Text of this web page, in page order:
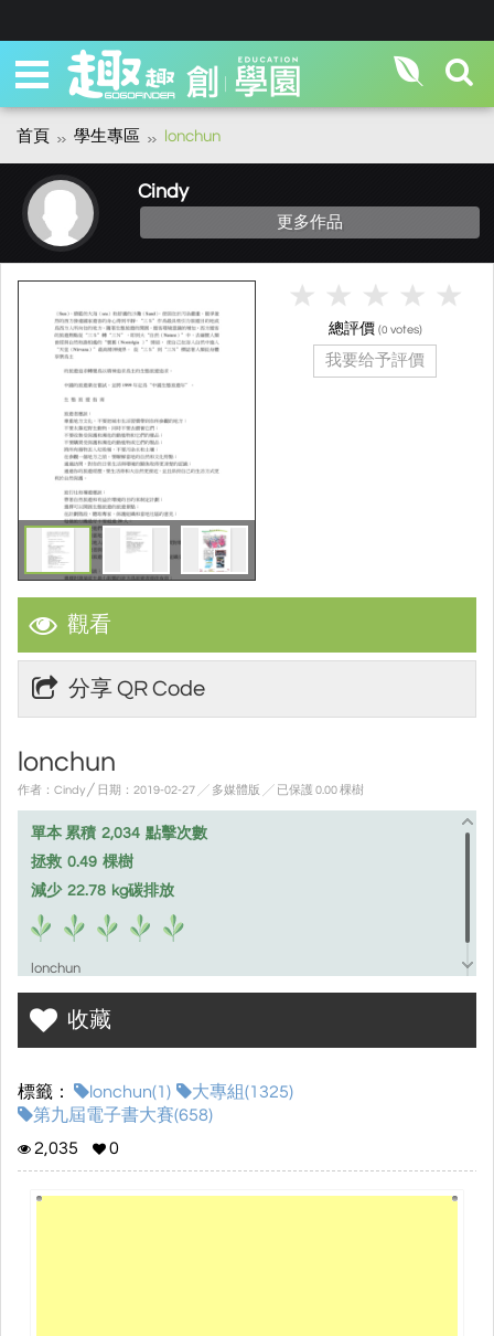
首頁 學生專區 lonchun
Cindy
更多作品
觀看
分享 QR Code
lonchun
作者：Cindy ╱ 日期：2019-02-27 ╱ 多媒體版 ╱ 已保護 0.00 棵樹
單本 累積 2,034 點擊次數
拯救 0.49 棵樹
減少 22.78 kg碳排放
lonchun
收藏
標籤： lonchun(1)
大專組(1325)
第九屆電子書大賽(658)
2,035
0
總評價 (0 votes)
我要给予評價